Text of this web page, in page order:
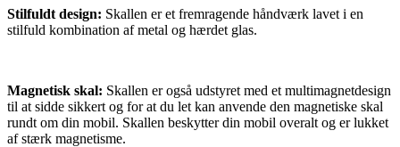
Stilfuldt design: Skallen er et fremragende håndværk lavet i en
stilfuld kombination af metal og hærdet glas.
Magnetisk skal: Skallen er også udstyret med et multimagnetdesign
til at sidde sikkert og for at du let kan anvende den magnetiske skal
rundt om din mobil. Skallen beskytter din mobil overalt og er lukket
af stærk magnetisme.